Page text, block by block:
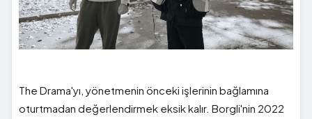
The Drama'yı, yönetmenin önceki işlerinin bağlamına
oturtmadan değerlendirmek eksik kalır. Borgli'nin 2022